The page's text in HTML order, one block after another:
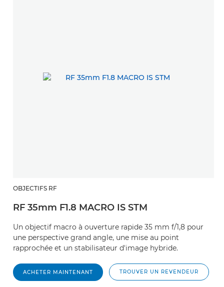
OBJECTIFS RF
RF 35mm F1.8 MACRO IS STM
Un objectif macro à ouverture rapide 35 mm f/1,8 pour
une perspective grand angle, une mise au point
rapprochée et un stabilisateur d'image hybride.
ACHETER MAINTENANT TROUVER UN REVENDEUR